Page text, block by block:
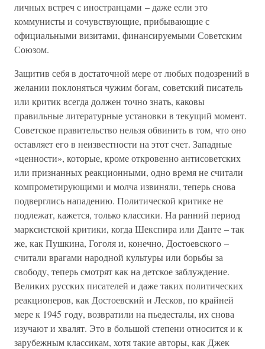
личных встреч с иностранцами – даже если это
коммунисты и сочувствующие, прибывающие с
официальными визитами, финансируемыми Советским
Союзом.
Защитив себя в достаточной мере от любых подозрений в
желании поклоняться чужим богам, советский писатель
или критик всегда должен точно знать, каковы
правильные литературные установки в текущий момент.
Советское правительство нельзя обвинить в том, что оно
оставляет его в неизвестности на этот счет. Западные
«ценности», которые, кроме откровенно антисоветских
или признанных реакционными, одно время не считали
компрометирующими и молча извиняли, теперь снова
подверглись нападению. Политической критике не
подлежат, кажется, только классики. На ранний период
марксистской критики, когда Шекспира или Данте – так
же, как Пушкина, Гоголя и, конечно, Достоевского –
считали врагами народной культуры или борьбы за
свободу, теперь смотрят как на детское заблуждение.
Великих русских писателей и даже таких политических
реакционеров, как Достоевский и Лесков, по крайней
мере к 1945 году, возвратили на пьедесталы, их снова
изучают и хвалят. Это в большой степени относится и к
зарубежным классикам, хотя такие авторы, как Джек